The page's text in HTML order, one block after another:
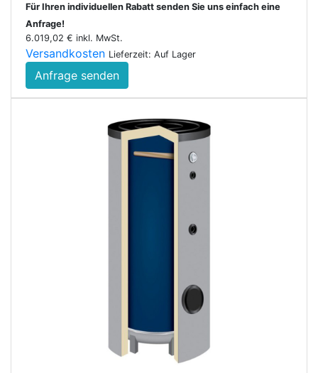
Für Ihren individuellen Rabatt senden Sie uns einfach eine
Anfrage!
6.019,02 € inkl. MwSt.
Versandkosten Lieferzeit: Auf Lager
Anfrage senden